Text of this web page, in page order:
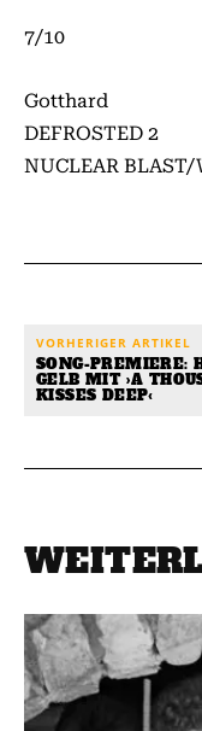
7/10
Gotthard
DEFROSTED 2
NUCLEAR BLAST/
VORHERIGER ARTIKEL
SONG-PREMIERE:
GELB MIT ›A
KISSES DEEP‹